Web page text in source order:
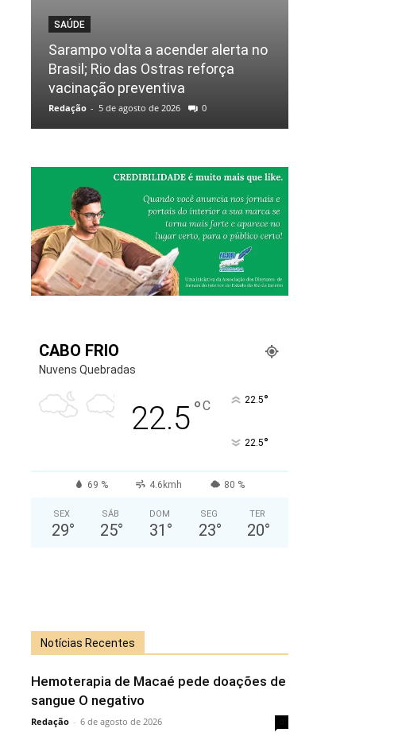
SAÚDE
Sarampo volta a acender alerta no
Brasil; Rio das Ostras reforça
vacinação preventiva
Redação - 5 de agosto de 2026 0
CABO FRIO
Nuvens Quebradas
22.5°C 22.5°
22.5°
69 % 4.6kmh 80 %
SEX
29°
SÁB
25°
DOM
31 °
SEG
23°
TER
20°
Notícias Recentes
Hemoterapia de Macaé pede doações de
sangue O negativo
Redação - 6 de agosto de 2026